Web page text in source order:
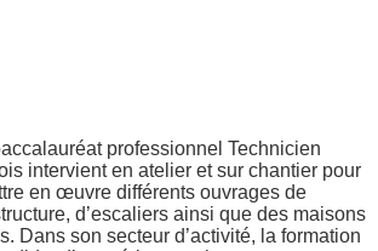
professionnel Technicien
intervient en atelier et sur chantier pour
en œuvre différents ouvrages de
d’escaliers ainsi que des maisons
Dans son secteur d’activité, la formation